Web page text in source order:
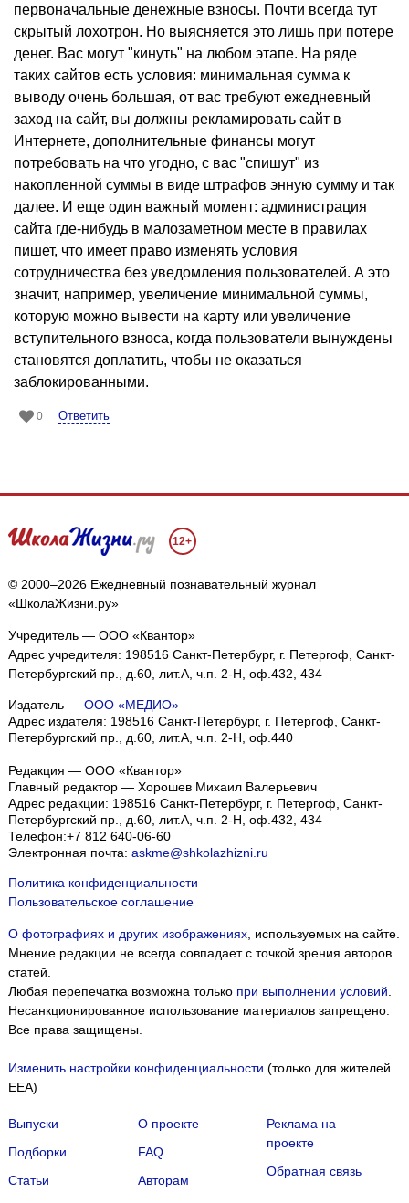
первоначальные денежные взносы. Почти всегда тут
скрытый лохотрон. Но выясняется это лишь при потере
денег. Вас могут "кинуть" на любом этапе. На ряде
таких сайтов есть условия: минимальная сумма к
выводу очень большая, от вас требуют ежедневный
заход на сайт, вы должны рекламировать сайт в
Интернете, дополнительные финансы могут
потребовать на что угодно, с вас "спишут" из
накопленной суммы в виде штрафов энную сумму и так
далее. И еще один важный момент: администрация
сайта где-нибудь в малозаметном месте в правилах
пишет, что имеет право изменять условия
сотрудничества без уведомления пользователей. А это
значит, например, увеличение минимальной суммы,
которую можно вывести на карту или увеличение
вступительного взноса, когда пользователи вынуждены
становятся доплатить, чтобы не оказаться
заблокированными.
0 Ответить
12+
© 2000–2026 Ежедневный познавательный журнал
«ШколаЖизни.ру»
Учредитель — ООО «Квантор»
Адрес учредителя: 198516 Санкт-Петербург, г. Петергоф, Санкт-
Петербургский пр., д.60, лит.А, ч.п. 2-Н, оф.432, 434
Издатель — ООО «МЕДИО»
Адрес издателя: 198516 Санкт-Петербург, г. Петергоф, Санкт-
Петербургский пр., д.60, лит.А, ч.п. 2-Н, оф.440
Редакция — ООО «Квантор»
Главный редактор — Хорошев Михаил Валерьевич
Адрес редакции: 198516 Санкт-Петербург, г. Петергоф Санкт-
Петербургский пр., д.60, лит.А, ч.п. 2-Н, оф.432, 434
Телефон:+7 812 640-06-60
Электронная почта: askme@shkolazhizni.ru
Политика конфиденциальности
Пользовательское соглашение
О фотографиях и других изображениях, используемых на сайте.
Мнение редакции не всегда совпадает с точкой зрения авторов
статей.
Любая перепечатка возможна только при выполнении условий
Несанкционированное использование материалов запрещено.
Все права защищены.
Изменить настройки конфиденциальности (только для жителей
EEA)
Выпуски
Подборки
Статьи
О проекте
FAQ
Авторам
Реклама на
проекте
Обратная связь